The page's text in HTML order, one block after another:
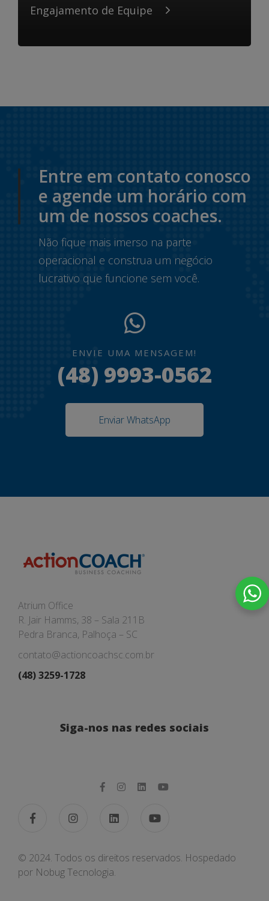
Engajamento de Equipe
Entre em contato conosco
e agende um horário com
um de nossos coaches.
Não fique mais imerso na parte
operacional e construa um negócio
lucrativo que funcione sem você.
ENVIE UMA MENSAGEM!
(48) 9993-0562
Enviar WhatsApp
Atrium Office
R. Jair Hamms, 38 – Sala 211B
Pedra Branca, Palhoça – SC
contato@actioncoachsc.com.br
(48) 3259-1728
Siga-nos nas redes sociais
© 2024. Todos os direitos reservados. Hospedado
por Nobug Tecnologia.